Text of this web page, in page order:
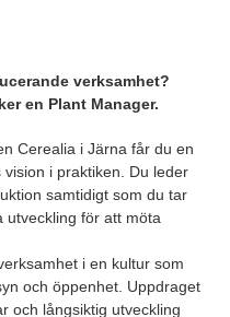
verksamhet?
en Plant Manager.
Cerealia i Järna får du en
i praktiken. Du leder
samtidigt som du tar
utveckling för att möta
i en kultur som
och öppenhet. Uppdraget
och långsiktig utveckling